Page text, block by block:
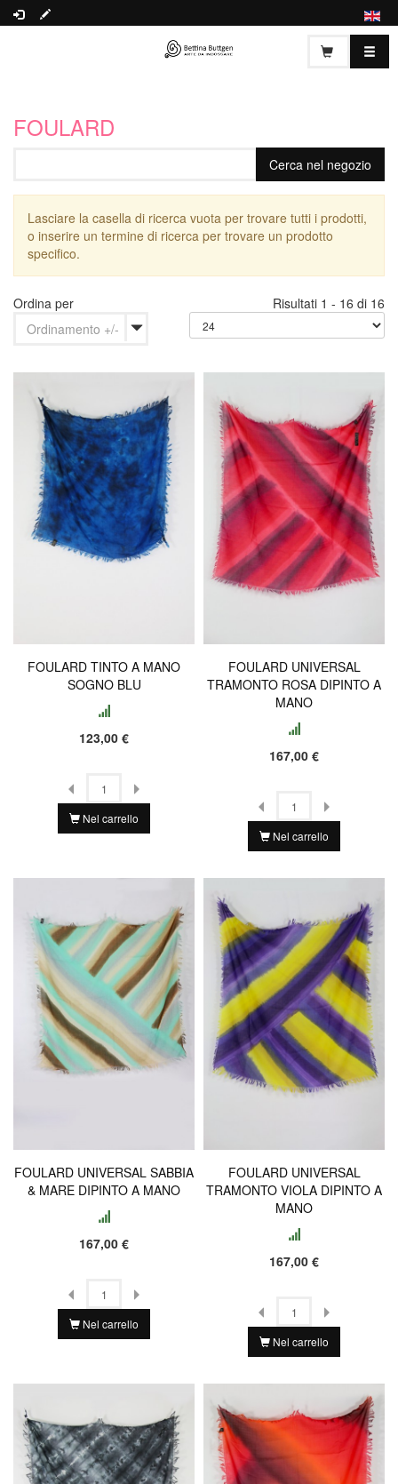
FOULARD
Lasciare la casella di ricerca vuota per trovare tutti i prodotti,
o inserire un termine di ricerca per trovare un prodotto
specifico.
Ordina per
Ordinamento +/-
Risultati 1 - 16 di 16
FOULARD TINTO A MANO
SOGNO BLU
123,00 €
Nel carrello
FOULARD UNIVERSAL
TRAMONTO ROSA DIPINTO A
MANO
167,00 €
Nel carrello
FOULARD UNIVERSAL SABBIA
& MARE DIPINTO A MANO
167,00 €
Nel carrello
FOULARD UNIVERSAL
TRAMONTO VIOLA DIPINTO A
MANO
167,00 €
Nel carrello